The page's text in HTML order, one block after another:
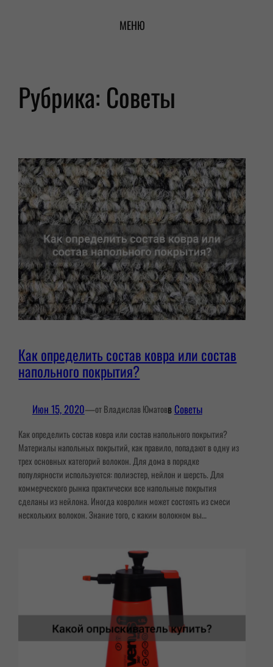
МЕНЮ
Рубрика: Советы
Как определить состав ковра или состав
напольного покрытия?
Июн 15, 2020—от Владислав Юматовв Советы
Как определить состав ковра или состав напольного покрытия?
Материалы напольных покрытий, как правило, попадают в одну из
трех основных категорий волокон. Для дома в порядке
популярности используются: полиэстер, нейлон и шерсть. Для
коммерческого рынка практически все напольные покрытия
сделаны из нейлона. Иногда ковролин может состоять из смеси
нескольких волокон. Знание того, с каким волокном вы…